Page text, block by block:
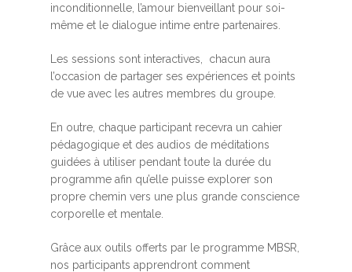
inconditionnelle, l’amour bienveillant pour soi-
même et le dialogue intime entre partenaires.
Les sessions sont interactives, chacun aura
l’occasion de partager ses expériences et points
de vue avec les autres membres du groupe.
En outre, chaque participant recevra un cahier
pédagogique et des audios de méditations
guidées à utiliser pendant toute la durée du
programme afin qu’elle puisse explorer son
propre chemin vers une plus grande conscience
corporelle et mentale.
Grâce aux outils offerts par le programme MBSR,
nos participants apprendront comment